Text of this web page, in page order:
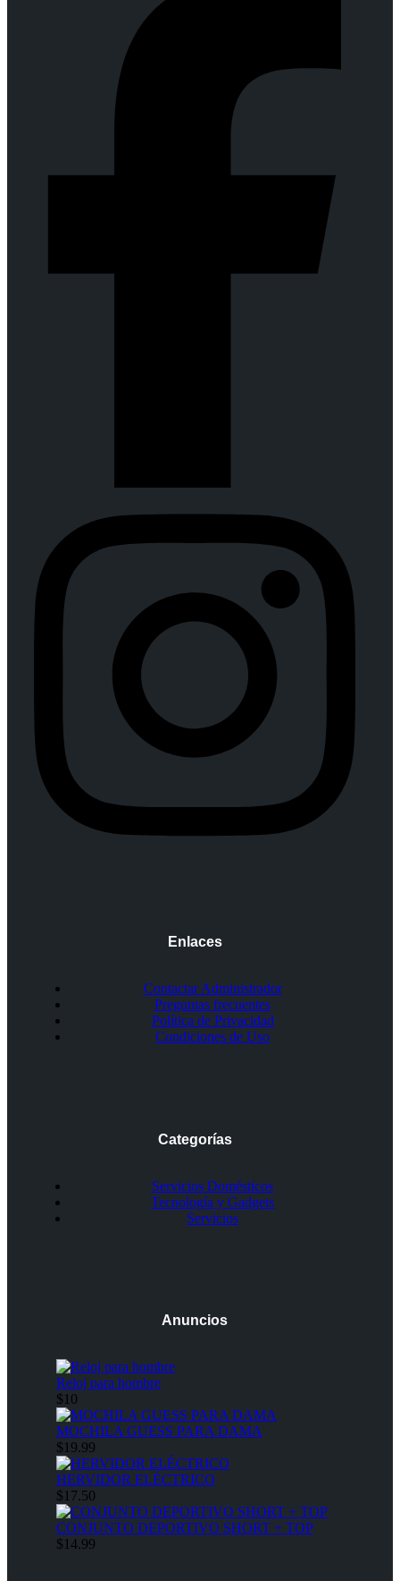
Enlaces
Contactar Administrador
Preguntas frecuentes
Política de Privacidad
Condiciones de Uso
Categorías
Servicios Domésticos
Tecnología y Gadgets
Servicios
Anuncios
Reloj para hombre
$10
MOCHILA GUESS PARA DAMA
$19.99
HERVIDOR ELÉCTRICO
$17.50
CONJUNTO DEPORTIVO SHORT + TOP
$14.99